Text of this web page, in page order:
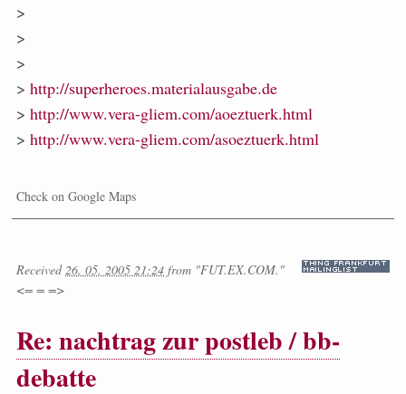
>
>
>
> http://superheroes.materialausgabe.de
> http://www.vera-gliem.com/aoeztuerk.html
> http://www.vera-gliem.com/asoeztuerk.html
Check on Google Maps
Received26. 05. 2005 21:24 from "FUT.EX.COM."
<= = =>
Re: nachtrag zur postleb / bb-
debatte